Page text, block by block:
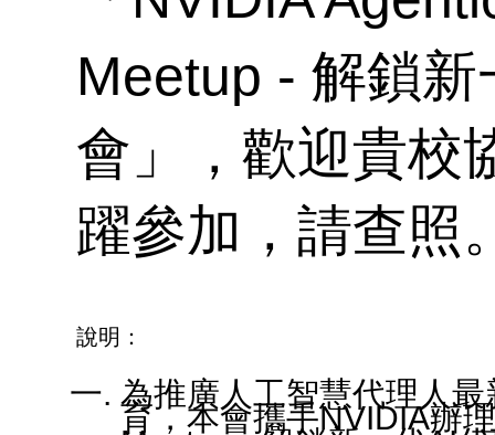
資
在
表
各
榜
績
Meetup - 解鎖
會」，歡迎貴校
躍參加，請查照
說明：
為推廣人工智慧代理人
育，本會攜手NVIDIA辦